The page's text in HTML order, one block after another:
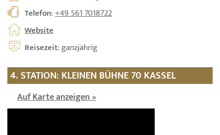
Telefon:+49 561 7018722
Website
Reisezeit: ganzjährig
4. STATION: KLEINEN BÜHNE 70 KASSEL
Auf Karte anzeigen »